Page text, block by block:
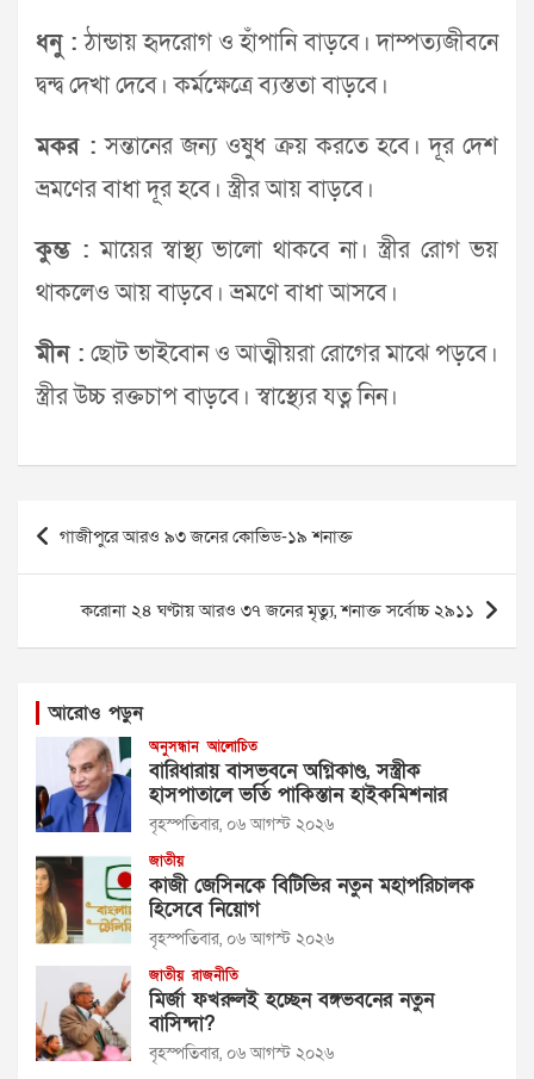
ধনু : ঠান্ডায় হৃদরোগ ও হাঁপানি বাড়বে। দাম্পত্যজীবনে
দ্বন্দ্ব দেখা দেবে। কর্মক্ষেত্রে ব্যস্ততা বাড়বে।
মকর : সন্তানের জন্য ওষুধ ক্রয় করতে হবে। দূর দেশ
ভ্রমণের বাধা দূর হবে। স্ত্রীর আয় বাড়বে।
কুম্ভ : মায়ের স্বাস্থ্য ভালো থাকবে না। স্ত্রীর রোগ ভয়
থাকলেও আয় বাড়বে। ভ্রমণে বাধা আসবে।
মীন : ছোট ভাইবোন ও আত্মীয়রা রোগের মাঝে পড়বে।
স্ত্রীর উচ্চ রক্তচাপ বাড়বে। স্বাস্থ্যের যত্ন নিন।
Post
navigation
গাজীপুরে আরও ৯৩ জনের কোভিড-১৯ শনাক্ত
করোনা ২৪ ঘণ্টায় আরও ৩৭ জনের মৃত্যু, শনাক্ত সর্বোচ্চ ২৯১১
আরোও পড়ুন
অনুসন্ধান আলোচিত
বারিধারায় বাসভবনে অগ্নিকাণ্ড, সস্ত্রীক
হাসপাতালে ভর্তি পাকিস্তান হাইকমিশনার
বৃহস্পতিবার, ০৬ আগস্ট ২০২৬
জাতীয়
কাজী জেসিনকে বিটিভির নতুন মহাপরিচালক
হিসেবে নিয়োগ
বৃহস্পতিবার, ০৬ আগস্ট ২০২৬
জাতীয় রাজনীতি
মির্জা ফখরুলই হচ্ছেন বঙ্গভবনের নতুন
বাসিন্দা?
বৃহস্পতিবার, ০৬ আগস্ট ২০২৬